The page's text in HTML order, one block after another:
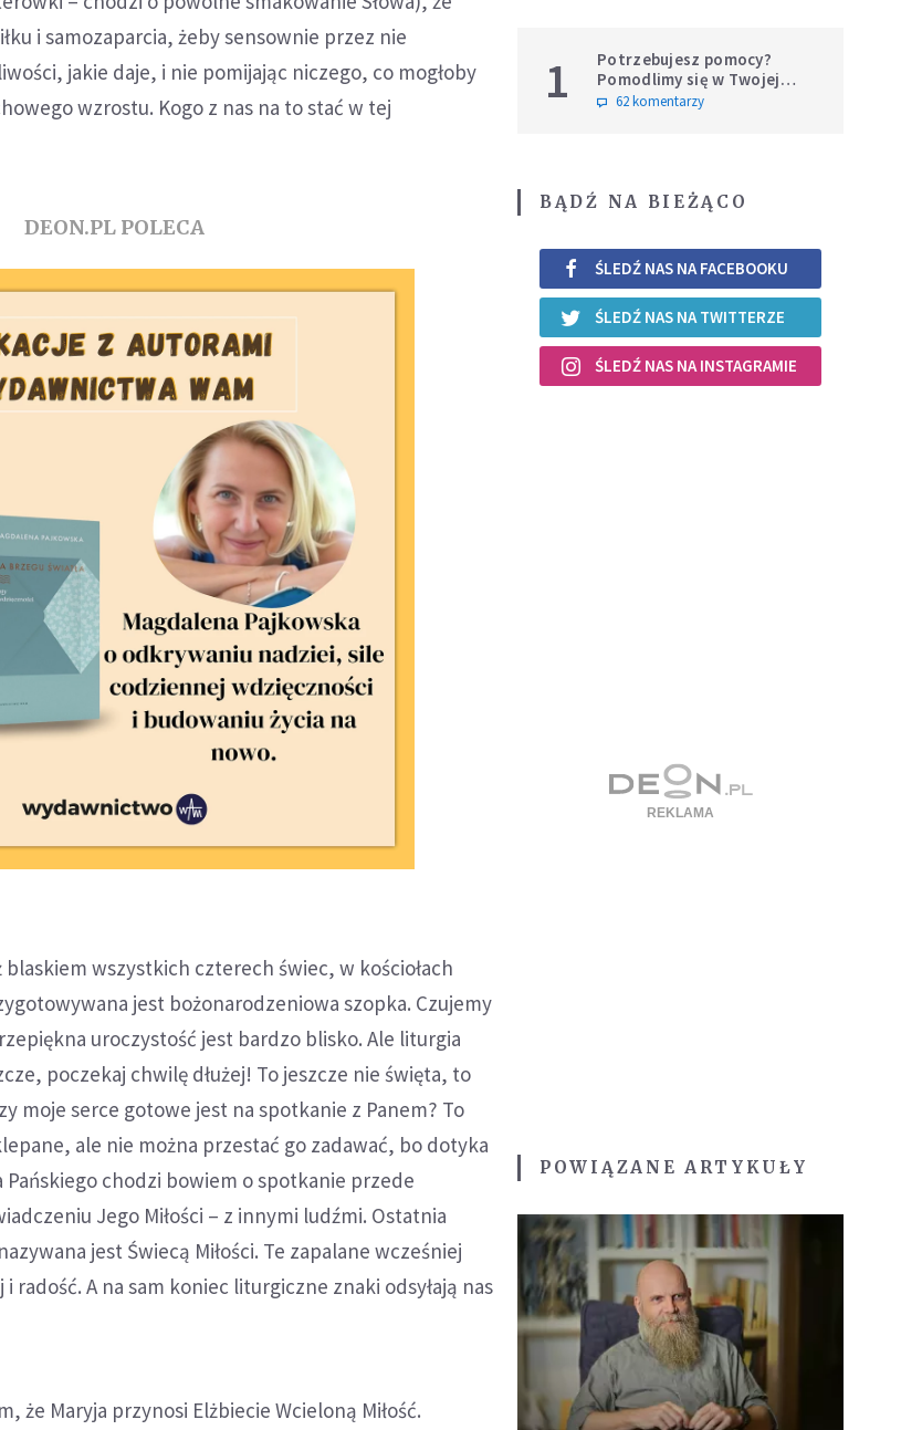
i samozaparcia, żeby sensownie przez nie
jakie daje, i nie pomijając niczego, co mogłoby
wzrostu. Kogo z nas na to stać w tej
DEON.PL POLECA
wszystkich czterech świec, w kościołach
jest bożonarodzeniowa szopka. Czujemy
uroczystość jest bardzo blisko. Ale liturgia
poczekaj chwilę dłużej! To jeszcze nie święta, to
moje serce gotowe jest na spotkanie z Panem? To
ale nie można przestać go zadawać, bo dotyka
Pańskiego chodzi bowiem o spotkanie przede
Jego Miłości – z innymi ludźmi. Ostatnia
jest Świecą Miłości. Te zapalane wcześniej
radość. A na sam koniec liturgiczne znaki odsyłają nas
że Maryja przynosi Elżbiecie Wcieloną Miłość.
1
Potrzebujesz pomocy?
Pomodlimy się w Twojej
intencji
62 komentarzy
BĄDŹ NA BIEŻĄCO
ŚLEDŹ NAS NA FACEBOOKU
ŚLEDŹ NAS NA TWITTERZE
ŚLEDŹ NAS NA INSTAGRAMIE
POWIĄZANE ARTYKUŁY